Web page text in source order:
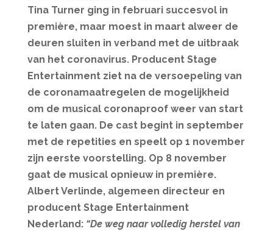
Tina Turner ging in februari succesvol in
première, maar moest in maart alweer de
deuren sluiten in verband met de uitbraak
van het coronavirus. Producent Stage
Entertainment ziet na de versoepeling van
de coronamaatregelen de mogelijkheid
om de musical coronaproof weer van start
te laten gaan. De cast begint in september
met de repetities en speelt op 1 november
zijn eerste voorstelling. Op 8 november
gaat de musical opnieuw in première.
Albert Verlinde, algemeen directeur en
producent Stage Entertainment
Nederland: “De weg naar volledig herstel van